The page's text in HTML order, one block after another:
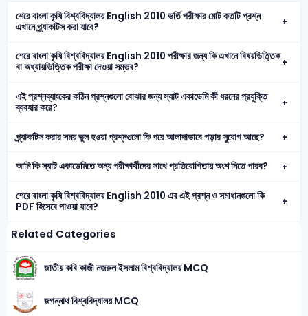
শেরে বাংলা কৃষি বিশ্ববিদ্যালয় English 2010 ভর্তি পরীক্ষার মোট কতটি প্রশ্ন
এখানে প্র্যাকটিস করা যাবে?
শেরে বাংলা কৃষি বিশ্ববিদ্যালয় English 2010 পরীক্ষার জন্য কি এখানে বিষয়ভিত্তিক
বা অধ্যায়ভিত্তিক পরীক্ষা দেওয়া সম্ভব?
এই প্রশ্নব্যাংকের কঠিন প্রশ্নগুলো বোঝার জন্য স্যাট একাডেমি কী ধরনের প্রযুক্তি
ব্যবহার করে?
প্র্যাকটিস করার সময় ভুল হওয়া প্রশ্নগুলো কি পরে আলাদাভাবে পড়ার সুযোগ আছে?
আমি কি স্যাট একাডেমিতে অন্য পরীক্ষার্থীদের সাথে প্রতিযোগিতায় অংশ নিতে পারব?
শেরে বাংলা কৃষি বিশ্ববিদ্যালয় English 2010 এর এই প্রশ্ন ও সমাধানগুলো কি
PDF হিসেবে পাওয়া যাবে?
Related Categories
জাতীয় কবি কাজী নজরুল ইসলাম বিশ্ববিদ্যালয় MCQ
জগন্নাথ বিশ্ববিদ্যালয় MCQ